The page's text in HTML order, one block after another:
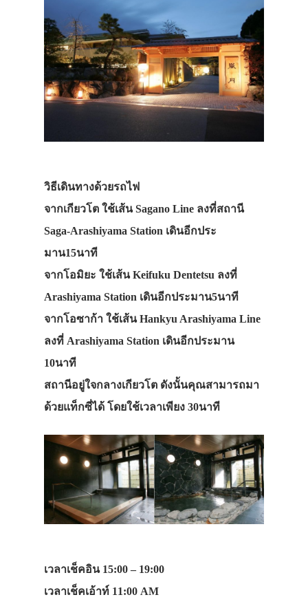
วิธีเดินทางด้วยรถไฟ
จากเกียวโต ใช้เส้น Sagano Line ลงที่สถานี
Saga-Arashiyama Station เดินอีกประ
มาน15นาที
จากโอมิยะ ใช้เส้น Keifuku Dentetsu ลงที่
Arashiyama Station เดินอีกประมาน5นาที
จากโอซาก้า ใช้เส้น Hankyu Arashiyama Line
ลงที่ Arashiyama Station เดินอีกประมาน
10นาที
สถานีอยู่ใจกลางเกียวโต ดังนั้นคุณสามารถมา
ด้วยแท็กซี่ได้ โดยใช้เวลาเพียง 30นาที
เวลาเช็คอิน 15:00 – 19:00
เวลาเช็คเอ้าท์ 11:00 AM